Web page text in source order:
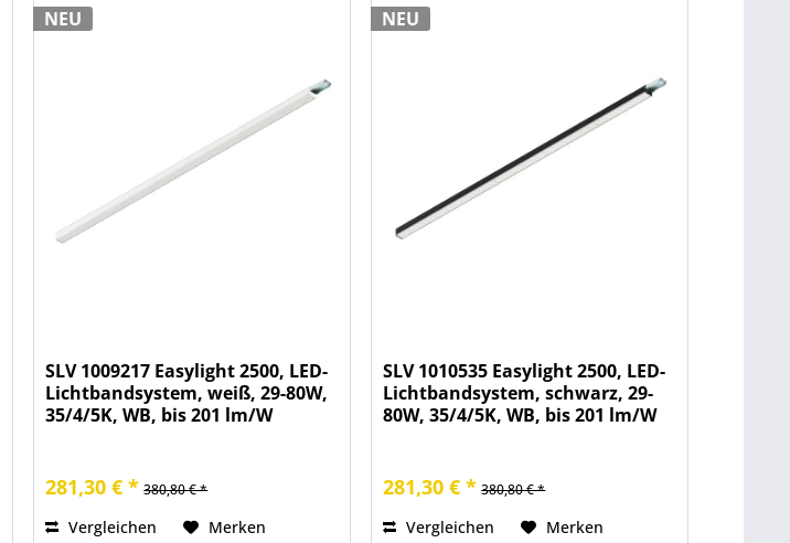
NEU
SLV 1009217 Easylight 2500, LED-
Lichtbandsystem, weiß, 29-80W,
35/4/5K, WB, bis 201 lm/W
281,30 € * 380,80 € *
Vergleichen Merken
NEU
SLV 1010535 Easylight 2500, LED-
Lichtbandsystem, schwarz, 29-
80W, 35/4/5K, WB, bis 201 lm/W
281,30 € * 380,80 € *
Vergleichen Merken